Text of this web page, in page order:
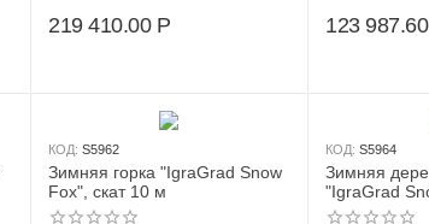
219 410.00 Р 123 987.60
КОД: S5962
Зимняя горка "IgraGrad Snow
Fox", скат 10 м
КОД: S5964
Зимняя
"IgraGrad
двумя